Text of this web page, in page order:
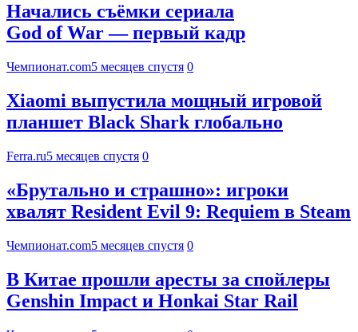
Начались съёмки сериала
God of War — первый кадр
Чемпионат.com5 месяцев спустя 0
Xiaomi выпустила мощный игровой
планшет Black Shark глобально
Ferra.ru5 месяцев спустя 0
«Брутально и страшно»: игроки
хвалят Resident Evil 9: Requiem в Steam
Чемпионат.com5 месяцев спустя 0
В Китае прошли аресты за спойлеры
Genshin Impact и Honkai Star Rail